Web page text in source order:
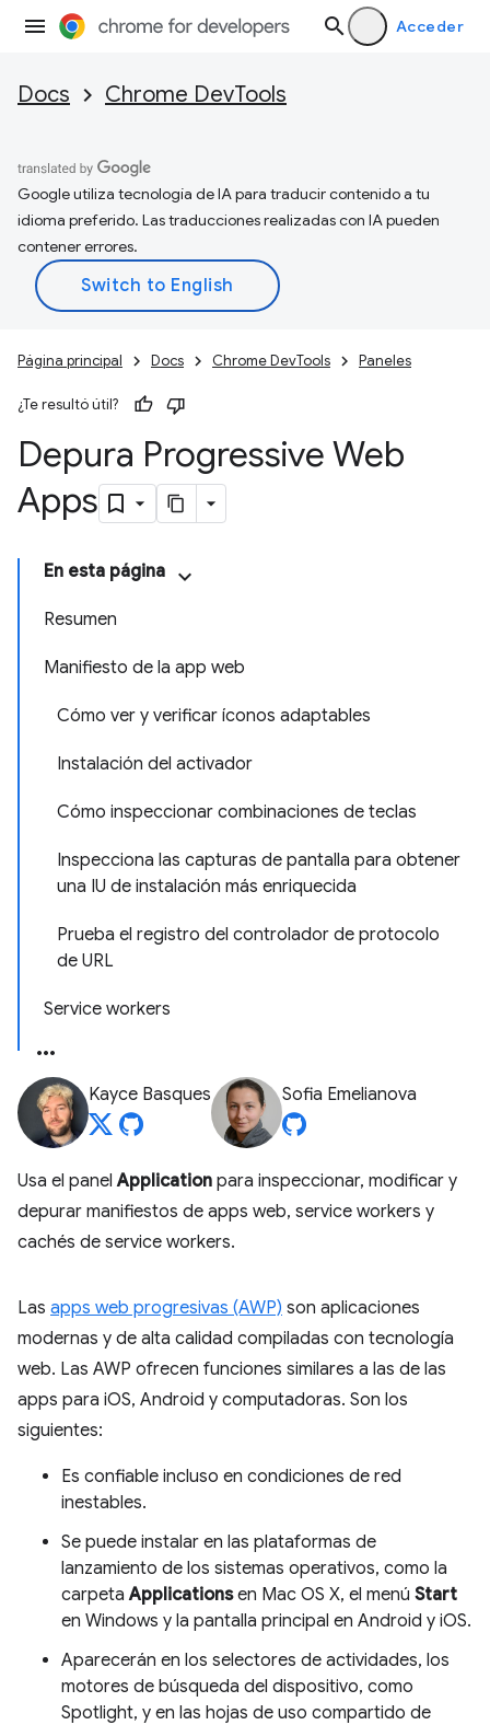
Acceder
Docs Chrome DevTools
Google utiliza tecnología de IA para traducir contenido a tu
idioma preferido. Las traducciones realizadas con IA pueden
contener errores.
Página principal Docs Chrome DevTools Paneles
¿Te resultó útil?
Depura Progressive Web
Apps
En esta página
Resumen
Manifiesto de la app web
Cómo ver y verificar íconos adaptables
Instalación del activador
Cómo inspeccionar combinaciones de teclas
Inspecciona las capturas de pantalla para obtener
una IU de instalación más enriquecida
Prueba el registro del controlador de protocolo
de URL
Service workers
Kayce Basques Sofia Emelianova
Usa el panelApplication para inspeccionar, modificar y
depurar manifiestos de apps web, service workers y
cachés de service workers.
Las apps web progresivas (AWP) son aplicaciones
modernas y de alta calidad compiladas con tecnología
web. Las AWP ofrecen funciones similares a las de las
apps para iOS, Android y computadoras. Son los
siguientes:
Es confiable incluso en condiciones de red
inestables.
Se puede instalar en las plataformas de
lanzamiento de los sistemas operativos, como la
carpetaApplicationsen Mac OS X, el menú Start
en Windows y la pantalla principal en Android y iOS.
Aparecerán en los selectores de actividades, los
motores de búsqueda del dispositivo, como
Spotlight, y en las hojas de uso compartido de